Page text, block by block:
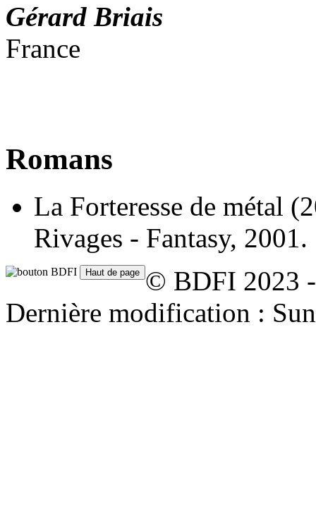
Gérard Briais
France
Romans
La Forteresse de métal
Rivages - Fantasy, 2001.
© BDFI 2023
Dernière modification :